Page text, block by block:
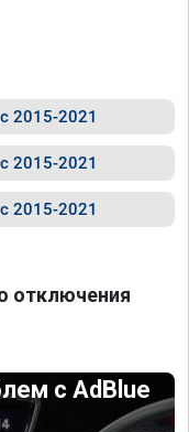
2015-2021
2015-2021
2015-2021
отключения
с AdBlue